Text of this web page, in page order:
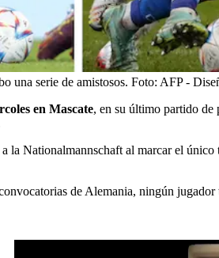
una serie de amistosos. Foto: AFP -
en Mascate, en su último partido de
la Nationalmannschaft al marcar el
de Alemania, ningún